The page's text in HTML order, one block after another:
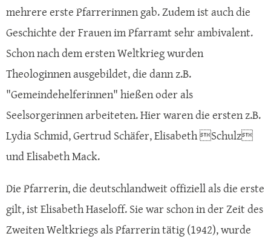
mehrere erste Pfarrerinnen gab. Zudem ist auch die
Geschichte der Frauen im Pfarramt sehr ambivalent.
Schon nach dem ersten Weltkrieg wurden
Theologinnen ausgebildet, die dann z.B.
"Gemeindehelferinnen" hießen oder als
Seelsorgerinnen arbeiteten. Hier waren die ersten z.B.
Lydia Schmid, Gertrud Schäfer, Elisabeth Schulz
und Elisabeth Mack.
Die Pfarrerin, die deutschlandweit offiziell als die erste
gilt, ist Elisabeth Haseloff. Sie war schon in der Zeit des
Zweiten Weltkriegs als Pfarrerin tätig (1942), wurde